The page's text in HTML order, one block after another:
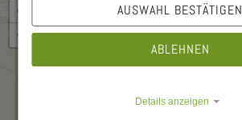
+
−
AUSWAHL BESTÄTIGEN
ABLEHNEN
Details anzeigen